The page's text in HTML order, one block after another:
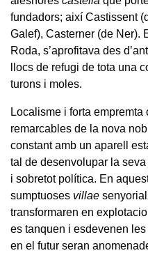
fundadors; així Castissent
Galef), Casterner (de Ner).
Roda, s’aprofitava des
llocs de refugi de tota una
turons i moles.
Localisme i forta
remarcables de la nova
constant amb un aparell
tal de desenvolupar la
i sobretot política. En
sumptuoses villae
transformaren en
es tanquen i esdevenen
en el futur seran